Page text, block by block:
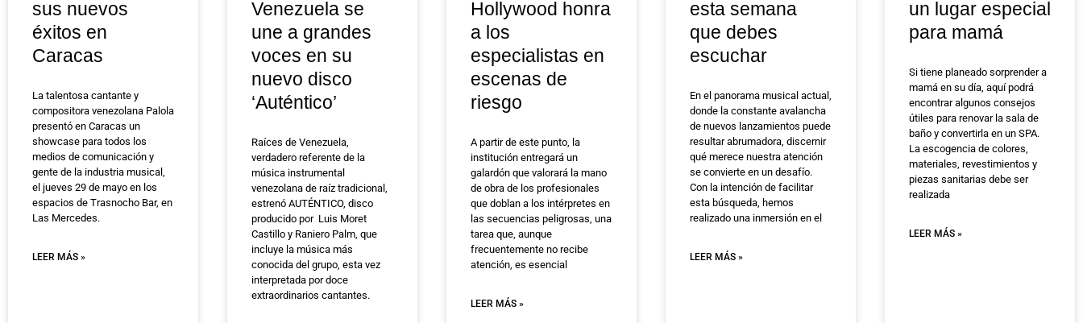
sus nuevos
éxitos en
Caracas
La talentosa cantante y
compositora venezolana Palola
presentó en Caracas un
showcase para todos los
medios de comunicación y
gente de la industria musical,
el jueves 29 de mayo en los
espacios de Trasnocho Bar, en
Las Mercedes.
LEER MÁS »
Venezuela se
une a grandes
voces en su
nuevo disco
‘Auténtico’
Raíces de Venezuela,
verdadero referente de la
música instrumental
venezolana de raíz tradicional,
estrenó AUTÉNTICO, disco
producido por Luis Moret
Castillo y Raniero Palm, que
incluye la música más
conocida del grupo, esta vez
interpretada por doce
extraordinarios cantantes.
Hollywood honra
a los
especialistas en
escenas de
riesgo
A partir de este punto, la
institución entregará un
galardón que valorará la mano
de obra de los profesionales
que doblan a los intérpretes en
las secuencias peligrosas, una
tarea que, aunque
frecuentemente no recibe
atención, es esencial
LEER MÁS »
esta semana
que debes
escuchar
En el panorama musical actual,
donde la constante avalancha
de nuevos lanzamientos puede
resultar abrumadora, discernir
qué merece nuestra atención
se convierte en un desafío.
Con la intención de facilitar
esta búsqueda, hemos
realizado una inmersión en el
LEER MÁS »
un lugar especial
para mamá
Si tiene planeado sorprender a
mamá en su día, aquí podrá
encontrar algunos consejos
útiles para renovar la sala de
baño y convertirla en un SPA.
La escogencia de colores,
materiales, revestimientos y
piezas sanitarias debe ser
realizada
LEER MÁS »